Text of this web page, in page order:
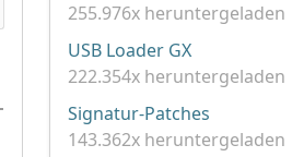
255.976x heruntergeladen
USB Loader GX
222.354x heruntergeladen
Signatur-Patches
143.362x heruntergeladen